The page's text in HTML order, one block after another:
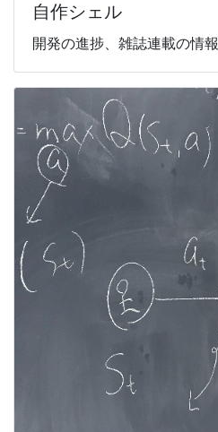
自作シェル
開発の進捗、雑誌連載の情報